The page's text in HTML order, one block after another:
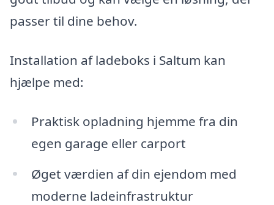
passer til dine behov.
Installation af ladeboks i Saltum kan
hjælpe med:
Praktisk opladning hjemme fra din
egen garage eller carport
Øget værdien af din ejendom med
moderne ladeinfrastruktur